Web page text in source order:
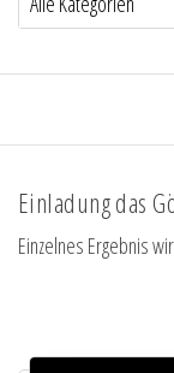
Einladung das
Einzelnes Ergebnis